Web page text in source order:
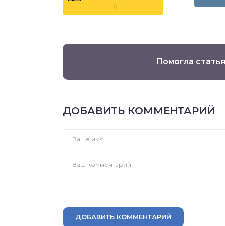
0
Помогла
ДОБАВИТЬ КОММЕНТАРИЙ
ДОБАВИТЬ КОММЕНТАРИЙ